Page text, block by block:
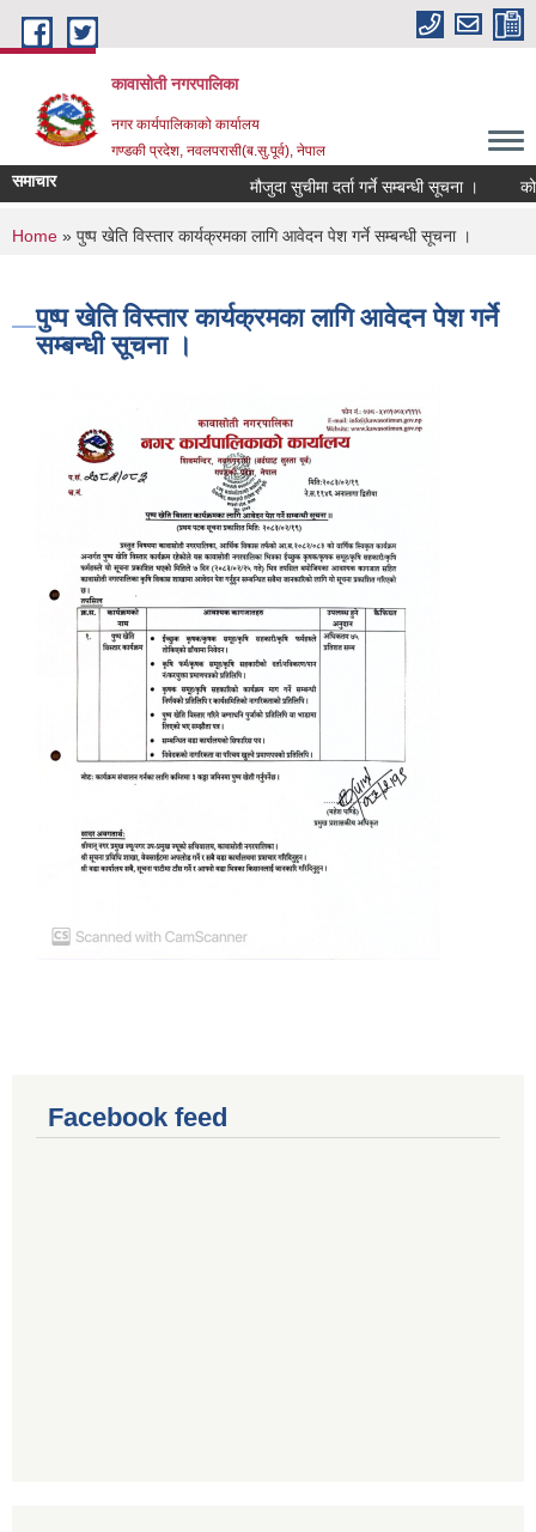
Skip to main content
कावासोती नगरपालिका
नगर कार्यपालिकाको कार्यालय
गण्डकी प्रदेश, नवलपरासी(ब.सु.पूर्व), नेपाल
समाचार मौजुदा सुचीमा दर्ता गर्ने सम्बन्धी सूचना ।
You are here
Home » पुष्प खेति विस्तार कार्यक्रमका लागि आवेदन पेश गर्ने सम्बन्धी सूचना ।
पुष्प खेति विस्तार कार्यक्रमका लागि आवेदन पेश गर्ने
सम्बन्धी सूचना ।
Facebook feed